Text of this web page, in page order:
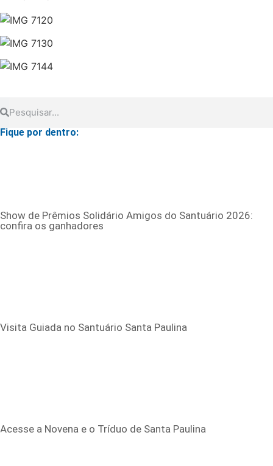
Fique por dentro:
Show de Prêmios Solidário Amigos do Santuário 2026:
confira os ganhadores
Visita Guiada no Santuário Santa Paulina
Acesse a Novena e o Tríduo de Santa Paulina